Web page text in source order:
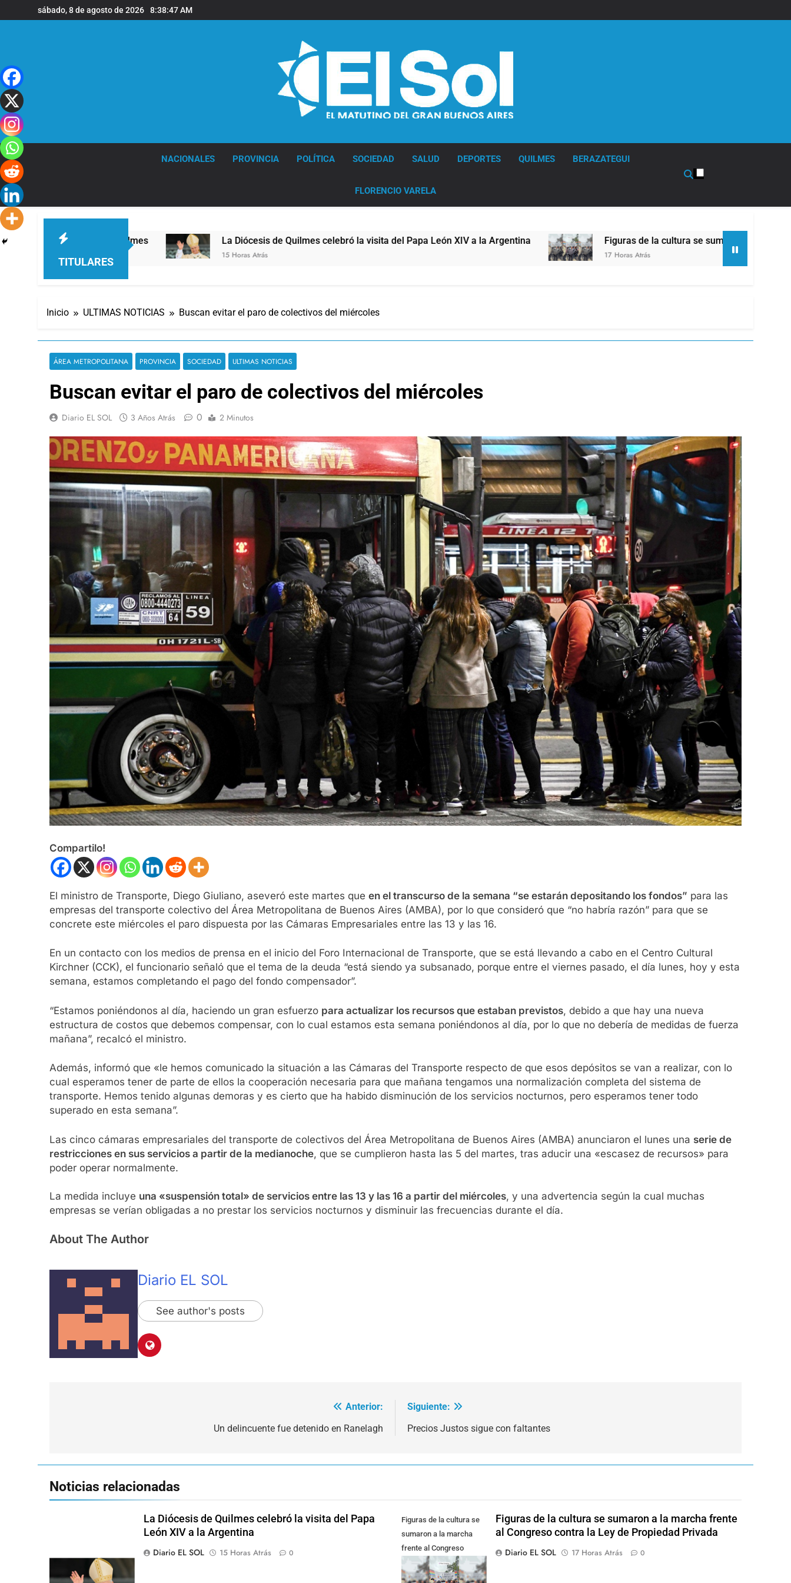
al
sábado, 8 de agosto de 2026 8:38:48 AM
NACIONALES PROVINCIA POLÍTICA SOCIEDAD SALUD DEPORTES QUILMES BERAZATEGUI
FLORENCIO VARELA
TITULARES
de Quilmes La Diócesis de Quilmes celebró la visita del Papa León XIV a la Argentina
15 Horas Atrás
Figuras de la cultura se sumaron a la marcha frente al
17 Horas Atrás
Inicio ULTIMAS NOTICIAS Buscan evitar el paro de colectivos del miércoles
ÁREA METROPOLITANA PROVINCIA SOCIEDAD ULTIMAS NOTICIAS
Buscan evitar el paro de colectivos del miércoles
Diario EL SOL 3 Años Atrás 0 2 Minutos
Compartilo!
El ministro de Transporte, Diego Giuliano, aseveró este martes que en el transcurso de la semana “se estarán depositando los fondos” para las
empresas del transporte colectivo del Área Metropolitana de Buenos Aires (AMBA), por lo que consideró que “no habría razón” para que se
concrete este miércoles el paro dispuesta por las Cámaras Empresariales entre las 13 y las 16.
En un contacto con los medios de prensa en el inicio del Foro Internacional de Transporte, que se está llevando a cabo en el Centro Cultural
Kirchner (CCK), el funcionario señaló que el tema de la deuda “está siendo ya subsanado, porque entre el viernes pasado, el día lunes, hoy y esta
semana, estamos completando el pago del fondo compensador”.
“Estamos poniéndonos al día, haciendo un gran esfuerzo para actualizar los recursos que estaban previstos, debido a que hay una nueva
estructura de costos que debemos compensar, con lo cual estamos esta semana poniéndonos al día, por lo que no debería de medidas de fuerza
mañana”, recalcó el ministro.
Además, informó que «le hemos comunicado la situación a las Cámaras del Transporte respecto de que esos depósitos se van a realizar, con lo
cual esperamos tener de parte de ellos la cooperación necesaria para que mañana tengamos una normalización completa del sistema de
transporte. Hemos tenido algunas demoras y es cierto que ha habido disminución de los servicios nocturnos, pero esperamos tener todo
superado en esta semana”.
Las cinco cámaras empresariales del transporte de colectivos del Área Metropolitana de Buenos Aires (AMBA) anunciaron el lunes una serie de
restricciones en sus servicios a partir de la medianoche, que se cumplieron hasta las 5 del martes, tras aducir una «escasez de recursos» para
poder operar normalmente.
La medida incluye una «suspensión total» de servicios entre las 13 y las 16 a partir del miércoles, y una advertencia según la cual muchas
empresas se verían obligadas a no prestar los servicios nocturnos y disminuir las frecuencias durante el día.
About The Author
Diario EL SOL
See author's posts
Anterior:
Un delincuente fue detenido en Ranelagh
Siguiente:
Precios Justos sigue con faltantes
Noticias relacionadas
La Diócesis de Quilmes celebró la visita del Papa
León XIV a la Argentina
Diario EL SOL
15 Horas Atrás 0
Figuras de la cultura se
sumaron a la marcha
frente al Congreso
contra la Ley de
Propiedad Privada
Figuras de la cultura se sumaron a la marcha frente
al Congreso contra la Ley de Propiedad Privada
Diario EL SOL
17 Horas Atrás 0